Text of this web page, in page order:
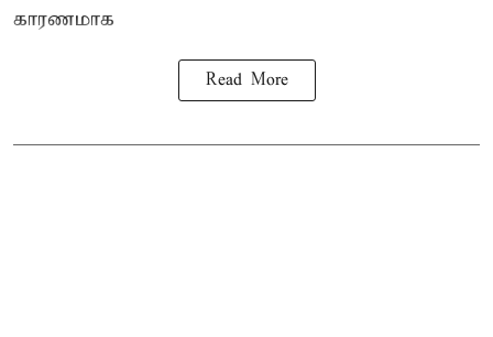
காரணமாக
Read More